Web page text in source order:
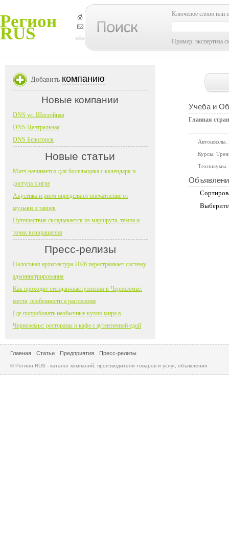
Регион
RUS
Ключевое слово или
Пример: экспертиза
Учеба и
Главная
Автошколы.
Курсы.
Техникумы.
Добавить компанию
Новые компании
DNS ул. Шоссейная
DNS Центральная
DNS Белогорск
Новые статьи
Матч начинается для болельщика с календаря и
доступа к игре
Акустика и ритм определяют впечатление от
музыки и танцев
Путешествие складывается из маршрута, темпа и
точек возвращения
Пресс-релизы
Налоговая архитектура 2026 перестраивает систему
администрирования
Как проходят стендап-выступления в Черноземье:
места, особенности и расписание
Где попробовать необычные кухни мира в
Черноземье: рестораны и кафе с аутентичной едой
Главная Статьи Предприятия Пресс-релизы
© Регион RUS - каталог компаний, производители товаров и услуг, объявления